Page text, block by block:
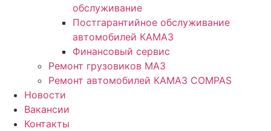
обслуживание
Постгарантийное обслуживание
автомобилей КАМАЗ
Финансовый сервис
Ремонт грузовиков МАЗ
Ремонт автомобилей КАМАЗ COMPAS
Новости
Вакансии
Контакты